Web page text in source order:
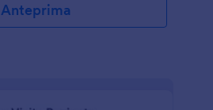
Anteprima